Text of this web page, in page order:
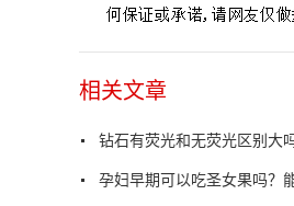
相关文章
钻石有荧光和无荧光区别大
孕妇早期可以吃圣女果吗？